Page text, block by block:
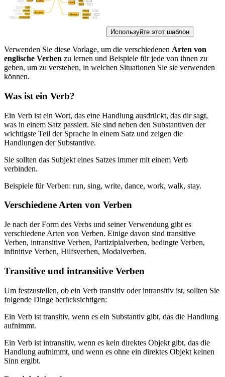
Используйте этот шаблон
Verwenden Sie diese Vorlage, um die verschiedenen Arten von
englische Verben zu lernen und Beispiele für jede von ihnen zu
geben, um zu verstehen, in welchen Situationen Sie sie verwenden
können.
Was ist ein Verb?
Ein Verb ist ein Wort, das eine Handlung ausdrückt, das dir sagt,
was in einem Satz passiert. Sie sind neben den Substantiven der
wichtigste Teil der Sprache in einem Satz und zeigen die
Handlungen der Substantive.
Sie sollten das Subjekt eines Satzes immer mit einem Verb
verbinden.
Beispiele für Verben: run, sing, write, dance, work, walk, stay.
Verschiedene Arten von Verben
Je nach der Form des Verbs und seiner Verwendung gibt es
verschiedene Arten von Verben. Einige davon sind transitive
Verben, intransitive Verben, Partizipialverben, bedingte Verben,
infinitive Verben, Hilfsverben, Modalverben.
Transitive und intransitive Verben
Um festzustellen, ob ein Verb transitiv oder intransitiv ist, sollten Sie
folgende Dinge berücksichtigen:
Ein Verb ist transitiv, wenn es ein Substantiv gibt, das die Handlung
aufnimmt.
Ein Verb ist intransitiv, wenn es kein direktes Objekt gibt, das die
Handlung aufnimmt, und wenn es ohne ein direktes Objekt keinen
Sinn ergibt.